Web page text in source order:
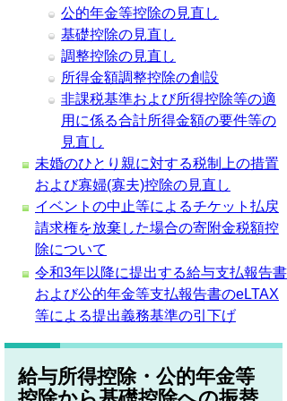
公的年金等控除の見直し
基礎控除の見直し
調整控除の見直し
所得金額調整控除の創設
非課税基準および所得控除等の適
用に係る合計所得金額の要件等の
見直し
未婚のひとり親に対する税制上の措置
および寡婦(寡夫)控除の見直し
イベントの中止等によるチケット払戻
請求権を放棄した場合の寄附金税額控
除について
令和3年以降に提出する給与支払報告書
および公的年金等支払報告書のeLTAX
等による提出義務基準の引下げ
給与所得控除・公的年金等